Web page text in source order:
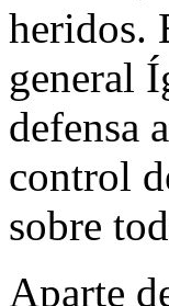
heridos.
general
defensa
control
sobre
Aparte